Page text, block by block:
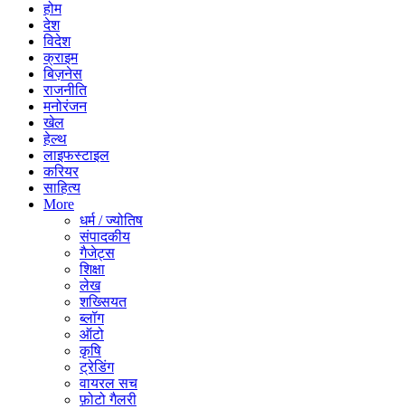
होम
देश
विदेश
क्राइम
बिज़नेस
राजनीति
मनोरंजन
खेल
हेल्थ
लाइफस्टाइल
करियर
साहित्य
More
धर्म / ज्योतिष
संपादकीय
गैजेट्स
शिक्षा
लेख
शख्सियत
ब्लॉग
ऑटो
कृषि
ट्रेडिंग
वायरल सच
फ़ोटो गैलरी